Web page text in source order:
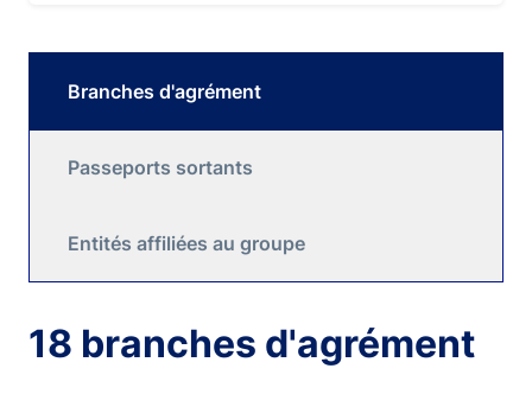
Branches d'agrément
Passeports sortants
Entités affiliées au groupe
18 branches d'agrément